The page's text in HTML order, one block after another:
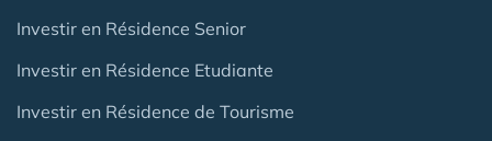
Investir en Résidence Senior
Investir en Résidence Etudiante
Investir en Résidence de Tourisme